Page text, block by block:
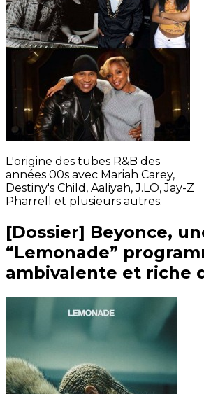
L'origine des tubes R&B des
années 00s avec Mariah Carey,
Destiny's Child, Aaliyah, J.LO, Jay-Z
Pharrell et plusieurs autres.
[Dossier] Beyonce,
“Lemonade”
ambivalente et riche